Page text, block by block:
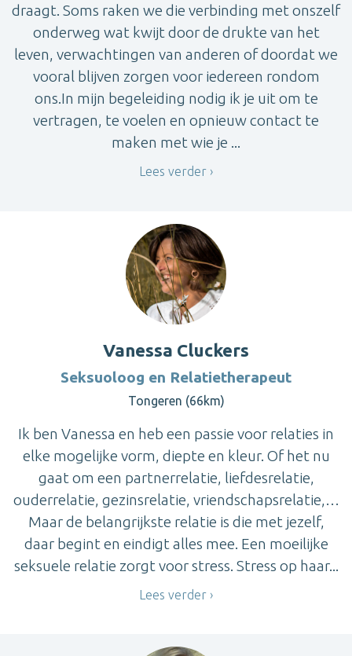
draagt. Soms raken we die verbinding met onszelf
onderweg wat kwijt door de drukte van het
leven, verwachtingen van anderen of doordat we
vooral blijven zorgen voor iedereen rondom
ons.In mijn begeleiding nodig ik je uit om te
vertragen, te voelen en opnieuw contact te
maken met wie je ...
Lees verder
Vanessa Cluckers
Seksuoloog en Relatietherapeut
Tongeren (66km)
Ik ben Vanessa en heb een passie voor relaties in
elke mogelijke vorm, diepte en kleur. Of het nu
gaat om een partnerrelatie, liefdesrelatie,
ouderrelatie, gezinsrelatie, vriendschapsrelatie,…
Maar de belangrijkste relatie is die met jezelf,
daar begint en eindigt alles mee. Een moeilijke
seksuele relatie zorgt voor stress. Stress op haar...
Lees verder